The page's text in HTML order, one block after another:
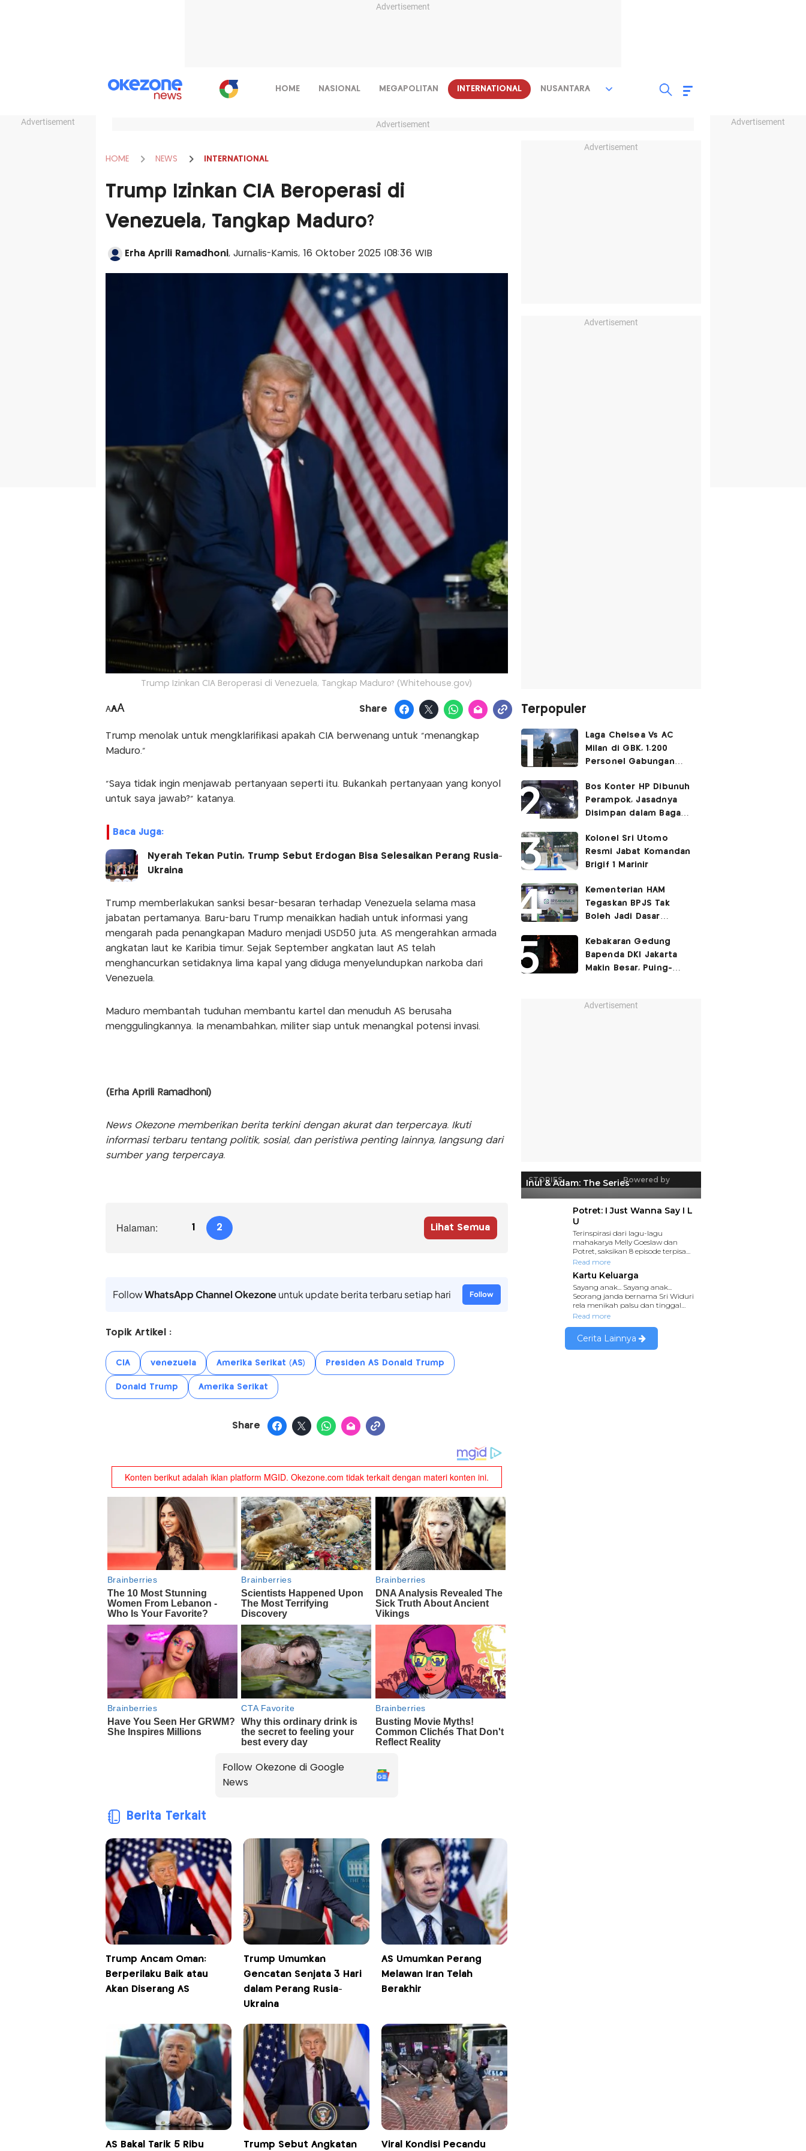
Advertisement
Advertisement Advertisement
HOME NASIONAL MEGAPOLITAN INTERNATIONAL NUSANTARA
Advertisement
HOME NEWS INTERNATIONAL
Trump Izinkan CIA Beroperasi di
Venezuela, Tangkap Maduro?
Erha Aprili Ramadhoni, Jurnalis-Kamis, 16 Oktober 2025 |08:36 WIB
Trump Izinkan CIA Beroperasi di Venezuela, Tangkap Maduro? (Whitehouse.gov)
AAA Share
Trump menolak untuk mengklarifikasi apakah CIA berwenang untuk "menangkap
Maduro."
"Saya tidak ingin menjawab pertanyaan seperti itu. Bukankah pertanyaan yang konyol
untuk saya jawab?" katanya.
Baca Juga:
Nyerah Tekan Putin, Trump Sebut Erdogan Bisa Selesaikan Perang Rusia-
Ukraina
Trump memberlakukan sanksi besar-besaran terhadap Venezuela selama masa
jabatan pertamanya. Baru-baru Trump menaikkan hadiah untuk informasi yang
mengarah pada penangkapan Maduro menjadi USD50 juta. AS mengerahkan armada
angkatan laut ke Karibia timur. Sejak September angkatan laut AS telah
menghancurkan setidaknya lima kapal yang diduga menyelundupkan narkoba dari
Venezuela.
Maduro membantah tuduhan membantu kartel dan menuduh AS berusaha
menggulingkannya. Ia menambahkan, militer siap untuk menangkal potensi invasi.
(Erha Aprili Ramadhoni)
News Okezone memberikan berita terkini dengan akurat dan terpercaya. Ikuti
informasi terbaru tentang politik, sosial, dan peristiwa penting lainnya, langsung dari
sumber yang terpercaya.
Halaman: 1 2 Lihat Semua
FollowWhatsApp Channel Okezoneuntuk update berita terbaru setiap hari Follow
Topik Artikel :
CIA venezuela Amerika Serikat (AS) Presiden AS Donald Trump
Donald Trump Amerika Serikat
Share
Follow Okezone di Google
News
Berita Terkait
Trump Ancam Oman:
Berperilaku Baik atau
Akan Diserang AS
Trump Umumkan
Gencatan Senjata 3 Hari
dalam Perang Rusia-
Ukraina
AS Umumkan Perang
Melawan Iran Telah
Berakhir
AS Bakal Tarik 5 Ribu Trump Sebut Angkatan Viral Kondisi Pecandu
Advertisement
Advertisement
Terpopuler
Laga Chelsea Vs AC
Milan di GBK, 1.200
Personel Gabungan
Bos Konter HP Dibunuh
Perampok, Jasadnya
Disimpan dalam Bagasi
Kolonel Sri Utomo
Resmi Jabat Komandan
Brigif 1 Marinir
Kementerian HAM
Tegaskan BPJS Tak
Boleh Jadi Dasar
Layanan Kesehatan
Kebakaran Gedung
Bapenda DKI Jakarta
Makin Besar, Puing-
Advertisement